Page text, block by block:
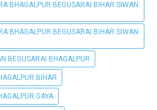
BHAGALPUR BEGUSARAI BIHAR SIWAN
BHAGALPUR BEGUSARAI BIHAR SIWAN
BEGUSARAI BHAGALPUR
BIHAR
GAYA